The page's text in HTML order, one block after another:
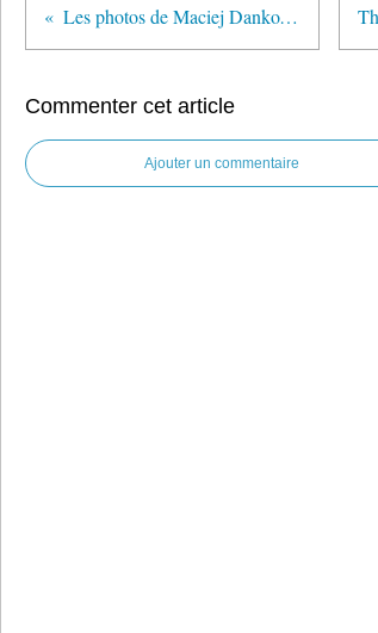
Les photos de Maciej Dankowicz
Commenter cet article
Ajouter un commentaire